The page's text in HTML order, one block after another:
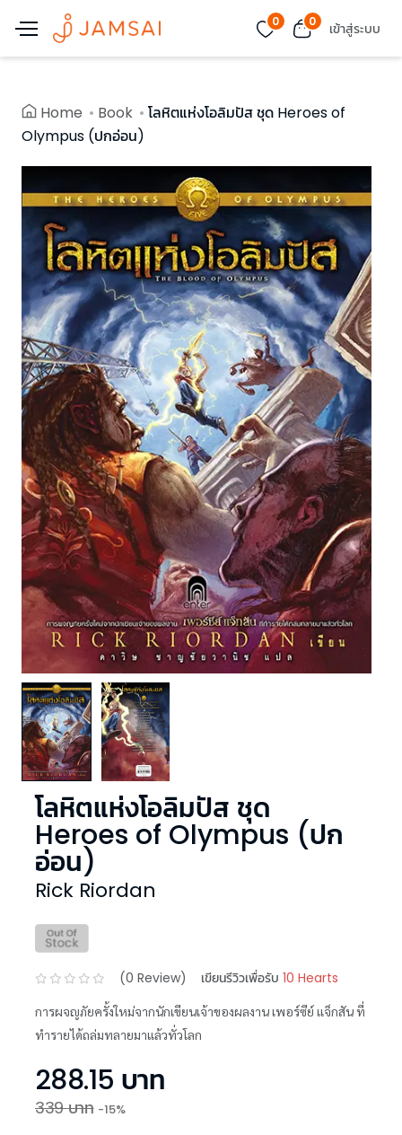
0 0 เข้าสู่ระบบ
Home Book
โลหิตแห่งโอลิมปัส ชุด Heroes of
Olympus (ปกอ่อน)
โลหิตแห่งโอลิมปัส ชุด
Heroes of Olympus (ปก
อ่อน)
Rick Riordan
(0 Review) เขียนรีวิวเพื่อรับ 10 Hearts
การผจญภัยครั้งใหม่จากนักเขียนเจ้าของผลงาน เพอร์ซีย์ เเจ็กสัน ที่
ทำรายได้ถล่มทลายมาแล้วทั่วโลก
288.15 บาท
339บาท -15%